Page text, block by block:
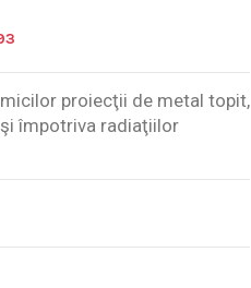
proiecţii de metal topit,
împotriva radiaţiilor